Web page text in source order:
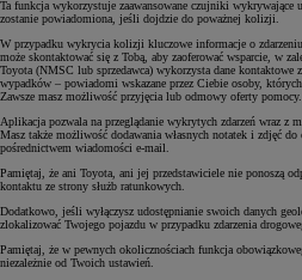
Ta funkcja wykorzystuje zaawansowane czujniki wykrywające
zostanie powiadomiona, jeśli dojdzie do poważnej kolizji.
W przypadku wykrycia kolizji kluczowe informacje o
może skontaktować się z Tobą, aby zaoferować wsparcie, w
Toyota (NMSC lub sprzedawca) wykorzysta dane kontaktowe
wypadków – powiadomi wskazane przez Ciebie osoby,
Zawsze masz możliwość przyjęcia lub odmowy oferty pomocy.
Aplikacja pozwala na przeglądanie wykrytych zdarzeń wraz z
Masz także możliwość dodawania własnych notatek i zdjęć
pośrednictwem wiadomości e-mail.
Pamiętaj, że ani Toyota, ani jej przedstawiciele nie ponoszą
kontaktu ze strony służb ratunkowych.
Dodatkowo, jeśli wyłączysz udostępnianie swoich danych
zlokalizować Twojego pojazdu w przypadku zdarzenia
Pamiętaj, że w pewnych okolicznościach funkcja
niezależnie od Twoich ustawień.